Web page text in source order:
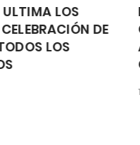
LOS
DE
LOS
14